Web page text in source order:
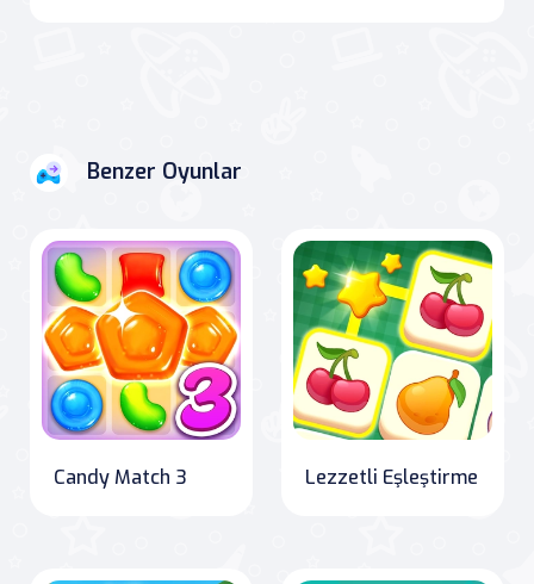
Benzer Oyunlar
Candy Match 3 Lezzetli Eşleştirme